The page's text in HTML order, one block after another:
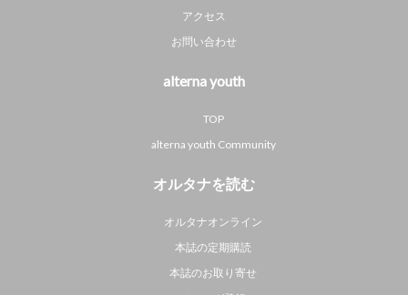
アクセス
お問い合わせ
alterna youth
TOP
alterna youth Community
オルタナを読む
オルタナオンライン
本誌の定期購読
本誌のお取り寄せ